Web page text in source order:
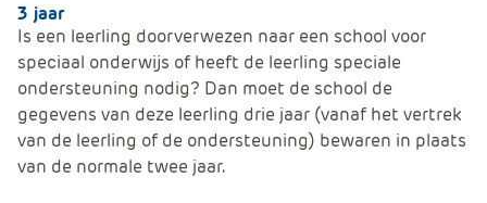
3 jaar
Is een leerling doorverwezen naar een school voor
speciaal onderwijs of heeft de leerling speciale
ondersteuning nodig? Dan moet de school de
gegevens van deze leerling drie jaar (vanaf het vertrek
van de leerling of de ondersteuning) bewaren in plaats
van de normale twee jaar.